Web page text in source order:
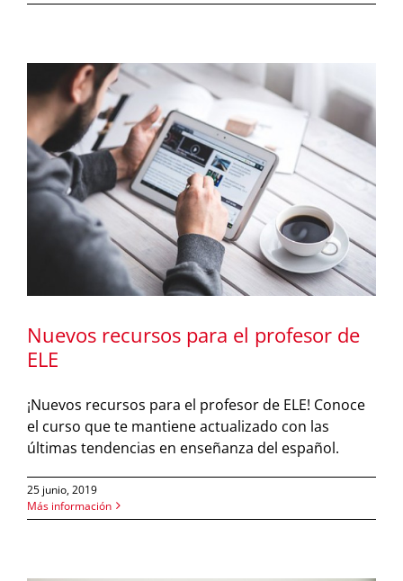
Nuevos recursos para el profesor de
ELE
¡Nuevos recursos para el profesor de ELE! Conoce
el curso que te mantiene actualizado con las
últimas tendencias en enseñanza del español.
25 junio, 2019
Más información